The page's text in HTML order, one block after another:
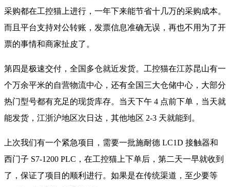
采购都在工控猫上进行，一年下来能节省十几万的采购成本。
而且平台支持对公转账，发票信息准确无误，再也不用为了开
票的事情和商家扯皮了。
第四是极速交付，全国多仓就近发货。工控猫在江苏昆山有一
个万余平米的自营物流中心，还有全国三大仓储中心，大部分
热门型号都有充足的现货库存。当天下午 4 点前下单，当天就
能发货，江浙沪地区次日达，其他地区 2-3 天就能到。
上次我们有一个紧急项目，需要一批施耐德 LC1D 接触器和
西门子 S7-1200 PLC，在工控猫上下单后，第二天一早就收到
了，保证了项目的顺利进行。如果是在传统渠道，至少要等